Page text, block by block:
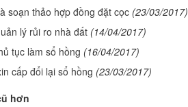
soạn thảo hợp đồng đặt cọc (23/03/2017)
lý rủi ro nhà đất (14/04/2017)
tục làm sổ hồng (16/04/2017)
cấp đổi lại sổ hồng (23/03/2017)
hơn